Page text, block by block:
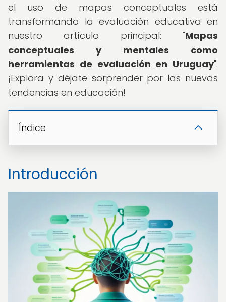
el uso de mapas conceptuales está
transformando la evaluación educativa en
nuestro artículo principal: "Mapas
conceptuales y mentales como
herramientas de evaluación en Uruguay".
¡Explora y déjate sorprender por las nuevas
tendencias en educación!
Índice
Introducción